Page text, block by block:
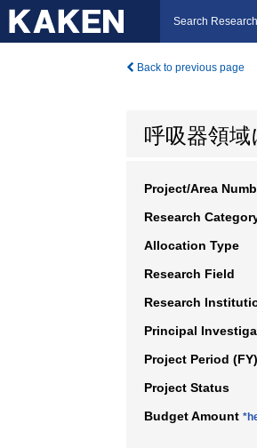
Search
Back to previous page
呼吸器領
Project/Area
Research
Allocation Type
Research Field
Research
Principal
Project Period (FY)
Project Status
Budget Amount